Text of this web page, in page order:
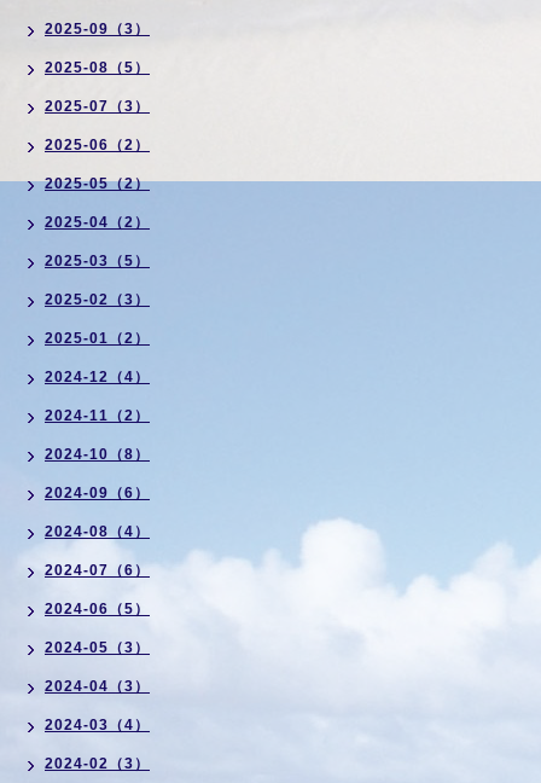
2025-09（3）
2025-08（5）
2025-07（3）
2025-06（2）
2025-05（2）
2025-04（2）
2025-03（5）
2025-02（3）
2025-01（2）
2024-12（4）
2024-11（2）
2024-10（8）
2024-09（6）
2024-08（4）
2024-07（6）
2024-06（5）
2024-05（3）
2024-04（3）
2024-03（4）
2024-02（3）